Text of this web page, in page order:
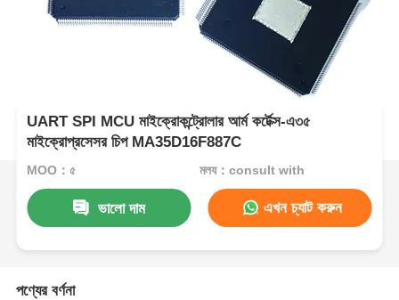
UART SPI MCU মাইক্রোকন্ট্রোলার আর্ম কর্টেক্স-এ৩৫
মাইক্রোপ্রসেসর চিপ MA35D16F887C
MOQ：৫ মূল্য：consult with
ভালো দাম এখন চ্যাট করুন
পণ্যের বর্ণনা